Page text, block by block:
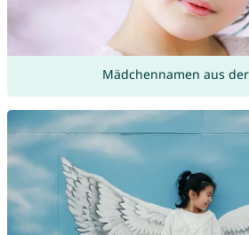
Mädchennamen aus